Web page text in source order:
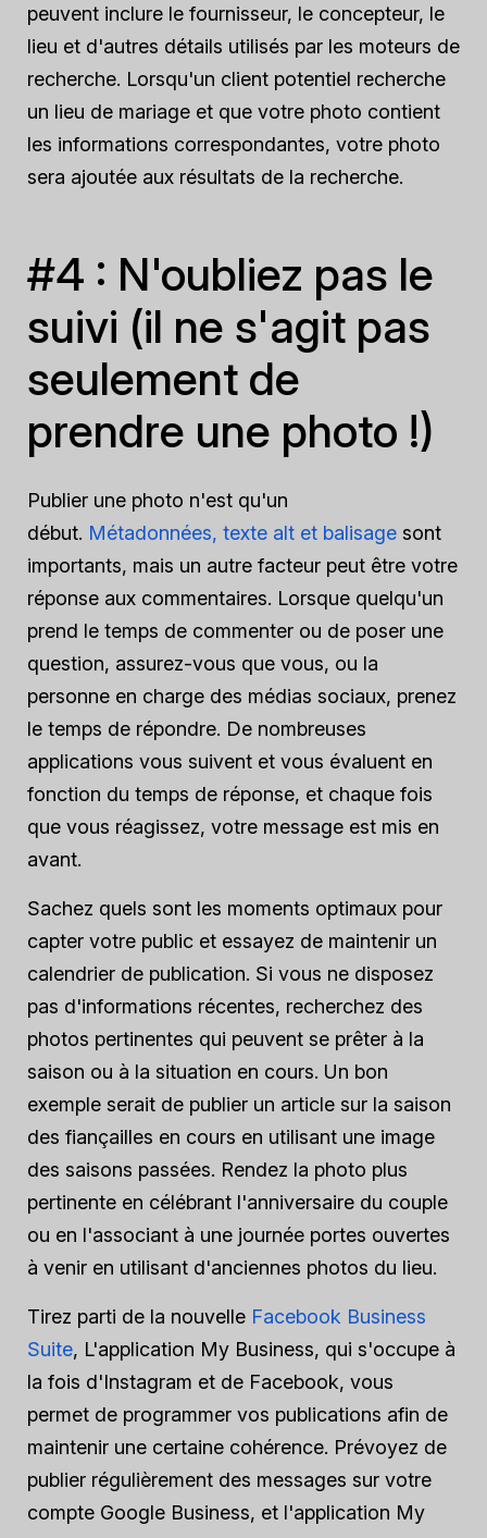
peuvent inclure le fournisseur, le concepteur, le
lieu et d'autres détails utilisés par les moteurs de
recherche. Lorsqu'un client potentiel recherche
un lieu de mariage et que votre photo contient
les informations correspondantes, votre photo
sera ajoutée aux résultats de la recherche.
#4 : N'oubliez pas le
suivi (il ne s'agit pas
seulement de
prendre une photo !)
Publier une photo n'est qu'un
début. Métadonnées, texte alt et balisage sont
importants, mais un autre facteur peut être votre
réponse aux commentaires. Lorsque quelqu'un
prend le temps de commenter ou de poser une
question, assurez-vous que vous, ou la
personne en charge des médias sociaux, prenez
le temps de répondre. De nombreuses
applications vous suivent et vous évaluent en
fonction du temps de réponse, et chaque fois
que vous réagissez, votre message est mis en
avant.
Sachez quels sont les moments optimaux pour
capter votre public et essayez de maintenir un
calendrier de publication. Si vous ne disposez
pas d'informations récentes, recherchez des
photos pertinentes qui peuvent se prêter à la
saison ou à la situation en cours. Un bon
exemple serait de publier un article sur la saison
des fiançailles en cours en utilisant une image
des saisons passées. Rendez la photo plus
pertinente en célébrant l'anniversaire du couple
ou en l'associant à une journée portes ouvertes
à venir en utilisant d'anciennes photos du lieu.
Tirez parti de la nouvelle Facebook Business
Suite, L'application My Business, qui s'occupe à
la fois d'Instagram et de Facebook, vous
permet de programmer vos publications afin de
maintenir une certaine cohérence. Prévoyez de
publier régulièrement des messages sur votre
compte Google Business, et l'application My